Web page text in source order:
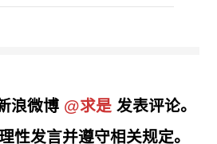
浪微博 @求是 发表评论。
性发言并遵守相关规定。